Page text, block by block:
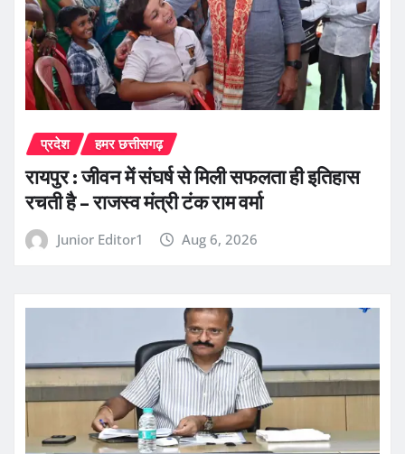
प्रदेश हमर छत्तीसगढ़
रायपुर : जीवन में संघर्ष से मिली सफलता ही इतिहास
रचती है – राजस्व मंत्री टंक राम वर्मा
Junior Editor1 Aug 6, 2026